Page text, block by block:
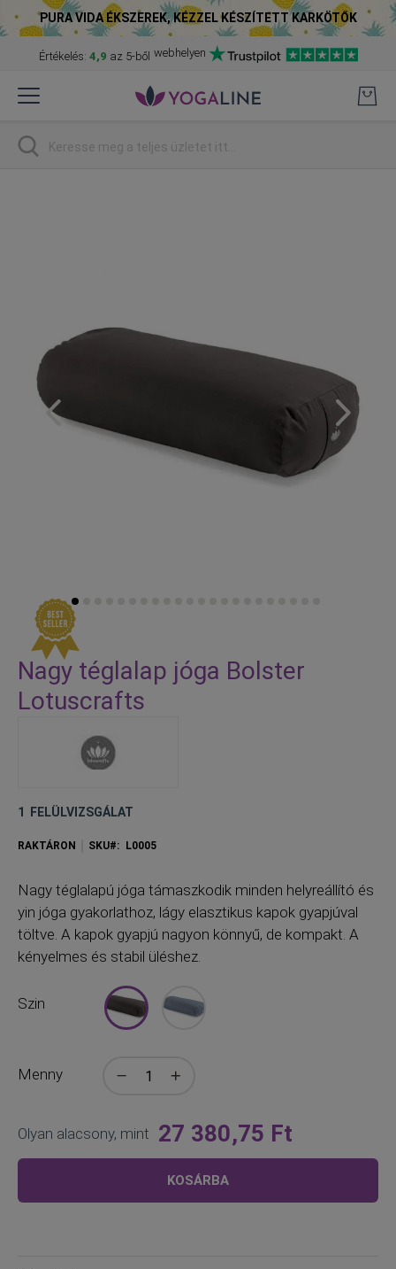
PURA VIDA ÉKSZEREK, KÉZZEL KÉSZÍTETT KARKÖTŐK
Értékelés: 4,9 az 5-ből webhelyen
to
Keresés
Skip
to
the
beginning
Nagy téglalap jóga Bolster
Lotuscrafts
1 FELÜLVIZSGÁLAT
RAKTÁRON SKU L0005
Nagy téglalapú jóga támaszkodik minden helyreállító és
yin jóga gyakorlathoz, lágy elasztikus kapok gyapjúval
töltve. A kapok gyapjú nagyon könnyű, de kompakt. A
kényelmes és stabil üléshez.
Szin
Menny
Olyan alacsony, mint 27 380,75 Ft
KOSÁRBA